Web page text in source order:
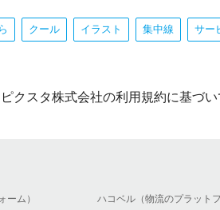
クール イラスト 集中線 サー
クスタ株式会社の利用規約に基づ
ーム） ハコベル（物流のプラットフ